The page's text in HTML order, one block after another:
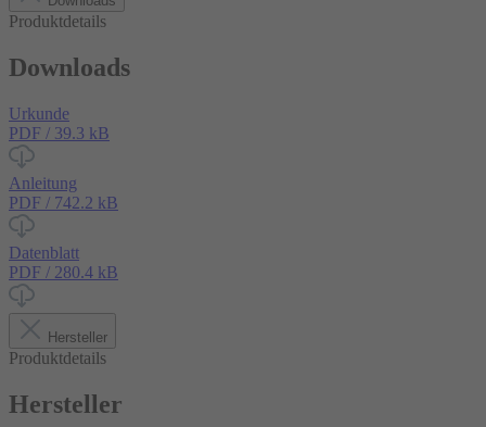
Produktdetails
Downloads
Urkunde
PDF / 39.3 kB
Anleitung
PDF / 742.2 kB
Datenblatt
PDF / 280.4 kB
Hersteller
Produktdetails
Hersteller